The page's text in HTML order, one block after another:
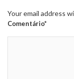
Your email address
Comentário*